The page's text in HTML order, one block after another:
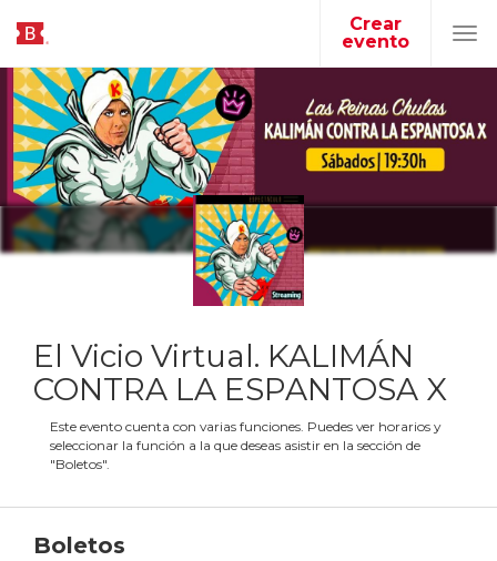
Crear
evento
El Vicio Virtual. KALIMÁN
CONTRA LA ESPANTOSA X
Este evento cuenta con varias funciones. Puedes ver horarios y
seleccionar la función a la que deseas asistir en la sección de
"Boletos".
Boletos